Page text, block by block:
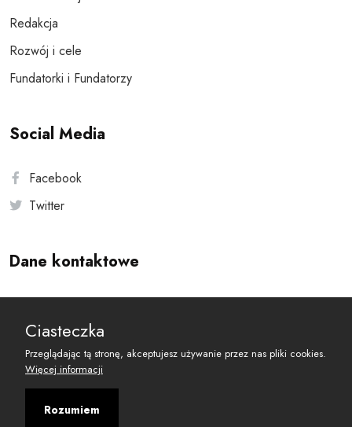
Redakcja
Rozwój i cele
Fundatorki i Fundatorzy
Social Media
Facebook
Twitter
Dane kontaktowe
reset@resetobywatelski.pl
Ciasteczka
Przeglądając tą stronę, akceptujesz używanie przez nas pliki cookies.
Więcej informacji
Rozumiem